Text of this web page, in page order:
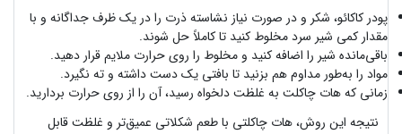
پودر کاکائو، شکر و در صورت نیاز نشاسته ذرت را در یک ظرف جداگانه و با
مقدار کمی شیر سرد مخلوط کنید تا کاملاً حل شوند.
باقی‌مانده شیر را اضافه کنید و مخلوط را روی حرارت ملایم قرار دهید.
مواد را به‌طور مداوم هم بزنید تا بافتی یک دست داشته و ته نگیرد.
زمانی که هات چاکلت به غلظت دلخواه رسید، آن را از روی حرارت بردارید.
نتیجه این روش، هات چاکلتی با طعم شکلاتی عمیق‌تر و غلظت قابل